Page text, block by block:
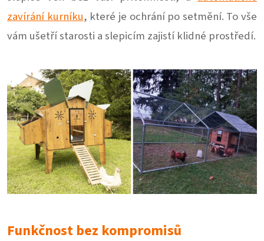
zavírání kurníku, které je ochrání po setmění. To vše
vám ušetří starosti a slepicím zajistí klidné prostředí.
Funkčnost bez kompromisů